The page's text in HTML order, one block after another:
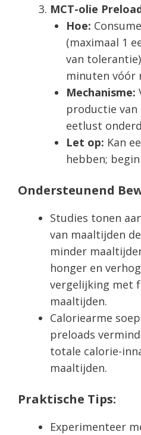
MCT-olie
Hoe:
(maximaal 1
van
minuten vóór
Mechanisme:
productie
eetlust
Let op: Kan
hebben;
Ondersteunend
Studies tonen
van maaltijden
minder
honger en
vergelijking met
maaltijden.
Caloriearme
preloads
totale calorie-
maaltijden.
Praktische Tips:
Experimenteer